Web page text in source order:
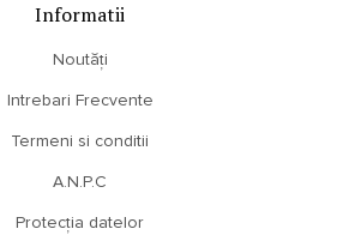
Informatii
Noutăți
Intrebari Frecvente
Termeni si conditii
A.N.P.C
Protecția datelor